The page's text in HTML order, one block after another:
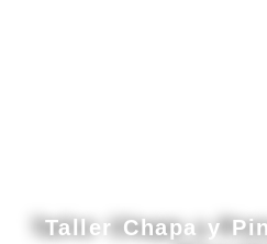
Taller Chapa y